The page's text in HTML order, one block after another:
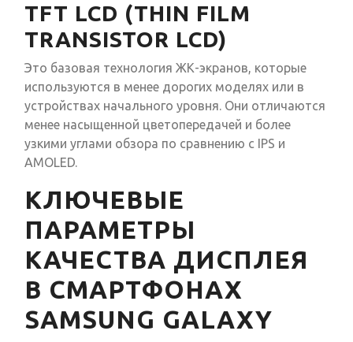
TFT LCD (THIN FILM
TRANSISTOR LCD)
Это базовая технология ЖК-экранов, которые
используются в менее дорогих моделях или в
устройствах начального уровня. Они отличаются
менее насыщенной цветопередачей и более
узкими углами обзора по сравнению с IPS и
AMOLED.
КЛЮЧЕВЫЕ
ПАРАМЕТРЫ
КАЧЕСТВА ДИСПЛЕЯ
В СМАРТФОНАХ
SAMSUNG GALAXY